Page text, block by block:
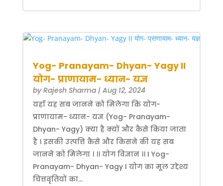
Yog- Pranayam- Dhyan- Yagy II
योग- प्राणायाम- ध्यान- यज्ञ
byRajesh Sharma| Aug 12, 2024
यहाँ यह सब जानने को मिलेगा कि योग-
प्राणायाम- ध्यान- यज्ञ (Yog- Pranayam-
Dhyan- Yagy) क्या है क्यों और कैसे किया जाता
है । इसकी उत्पत्ति कैसे और किसने की यह सब
जानने को मिलेगा । ।। योग विज्ञान ।। I Yog-
Pranayam- Dhyan- Yagy I योग का मूल उद्देश्य
चित्तवृतियों का...